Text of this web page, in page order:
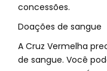
concessões.
Doações de sangue
A Cruz Vermelha
de sangue. Você